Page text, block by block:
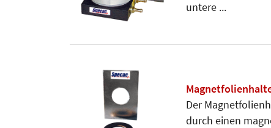
untere ...
Der
durch einen